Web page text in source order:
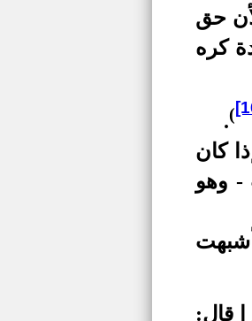
حق
كره
)
.
كان
- وهو
قال: